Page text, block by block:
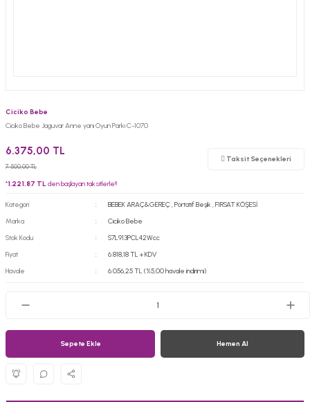
Ciciko Bebe
Ciciko Bebe Jaguvar Anne yanı Oyun Parkı C-1070
6.375,00 TL
7.500,00 TL
Taksit Seçenekleri
*1.221,87 TL den başlayan taksitlerle!!
Kategori BEBEK ARAÇ&GEREÇ,Portatif Beşik ,FIRSAT KÖŞESİ
Marka
Ciciko Bebe
Stok Kodu
S7L913PCL42Wcc
Fiyat
6.818,18 TL + KDV
Havale
6.056,25 TL (%5,00 havale indirimi)
Sepete Ekle Hemen Al